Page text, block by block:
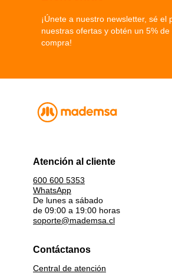
¡Únete a nuestro newsletter, sé el
nuestras ofertas y obtén un 5%
compra!
Atención al cliente
600 600 5353
WhatsApp
De lunes a sábado
de 09:00 a 19:00 horas
soporte@mademsa.cl
Contáctanos
Central de atención